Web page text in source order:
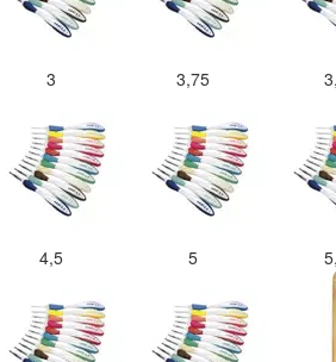
3 3,75
4,5 5